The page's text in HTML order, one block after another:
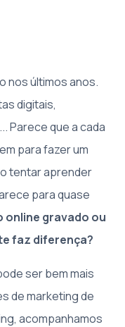
nos últimos anos.
digitais,
Parece que a cada
para fazer um
tentar aprender
para quase
online gravado ou
faz diferença?
ser bem mais
de marketing de
acompanhamos